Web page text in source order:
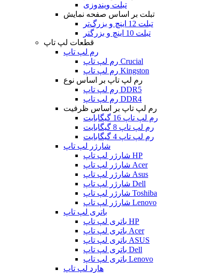
تبلت ویندوزی
تبلت بر اساس صفحه نمایش
تبلت 12 اینچ و بزرگ‌تر
تبلت 10 اینچ و بزرگتر
قطعات لپ تاپ
رم لپ تاپ
رم لپ تاپ Crucial
رم لپ تاپ Kingston
رم لپ تاپ بر اساس نوع
رم لپ تاپ DDR5
رم لپ تاپ DDR4
رم لپ تاپ بر اساس ظرفیت
رم لپ تاپ 16 گیگابایت
رم لپ تاپ 8 گیگابایت
رم لپ تاپ 4 گیگابایت
شارژر لپ تاپ
شارژر لپ تاپ HP
شارژر لپ تاپ Acer
شارژر لپ تاپ Asus
شارژر لپ تاپ Dell
شارژر لپ تاپ Toshiba
شارژر لپ تاپ Lenovo
باتری لپ تاپ
باتری لپ تاپ HP
باتری لپ تاپ Acer
باتری لپ تاپ ASUS
باتری لپ تاپ Dell
باتری لپ تاپ Lenovo
هارد لپ تاپ